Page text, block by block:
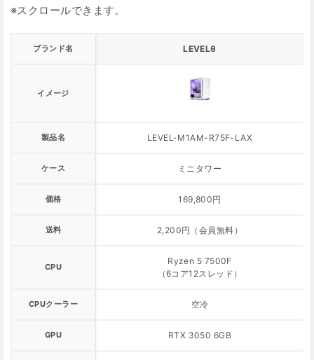
ブランド名 LEVELθ
イメージ
製品名 LEVEL-M1AM-R75F-LAX
ケース ミニタワー
価格 169,800円
送料 2,200円（会員無料）
CPU
Ryzen 5 7500F
（6コア12スレッド）
CPUクーラー 空冷
GPU RTX 3050 6GB